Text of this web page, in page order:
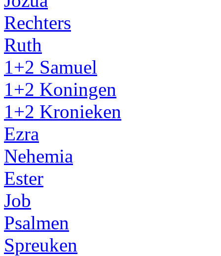
Rechters
Ruth
1+2 Samuel
1+2 Koningen
1+2 Kronieken
Ezra
Nehemia
Ester
Job
Psalmen
Spreuken